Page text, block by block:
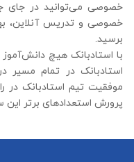
خصوصی می‌توانید در جای
خصوصی و تدریس آنلاین،
برسید.
با استادبانک هیچ
استادبانک در تمام مسیر
موفقیت تیم استادبانک در
پرورش استعدادهای برتر